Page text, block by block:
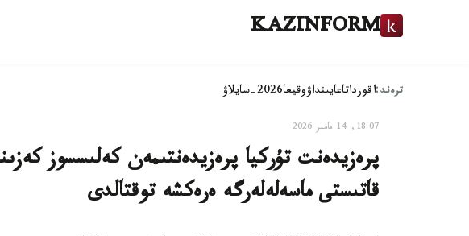
KAZINFORM
ترەند:اقورداتاعايىنداۋوقيعا2026-سايلاۋ
18:07, 14 مامىر 2026
پرەزيدەنت تۇركيا پرەزيدەنتىمەن كەلىسسوز
قاتىستى ماسەلەلەرگە ەرەكشە توقتالدى